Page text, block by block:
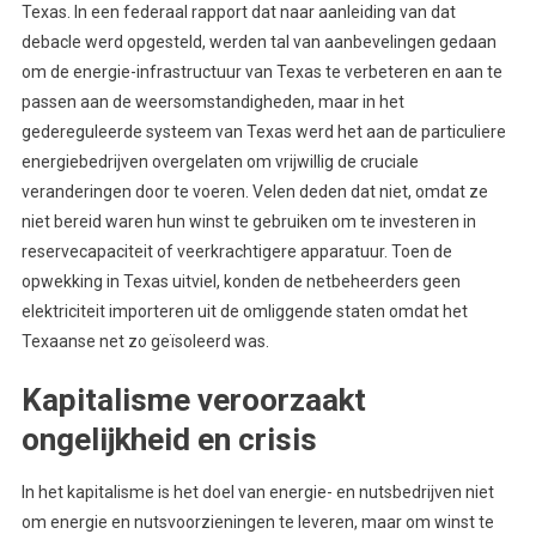
Texas. In een federaal rapport dat naar aanleiding van dat
debacle werd opgesteld, werden tal van aanbevelingen gedaan
om de energie-infrastructuur van Texas te verbeteren en aan te
passen aan de weersomstandigheden, maar in het
gedereguleerde systeem van Texas werd het aan de particuliere
energiebedrijven overgelaten om vrijwillig de cruciale
veranderingen door te voeren. Velen deden dat niet, omdat ze
niet bereid waren hun winst te gebruiken om te investeren in
reservecapaciteit of veerkrachtigere apparatuur. Toen de
opwekking in Texas uitviel, konden de netbeheerders geen
elektriciteit importeren uit de omliggende staten omdat het
Texaanse net zo geïsoleerd was.
Kapitalisme veroorzaakt
ongelijkheid en crisis
In het kapitalisme is het doel van energie- en nutsbedrijven niet
om energie en nutsvoorzieningen te leveren, maar om winst te